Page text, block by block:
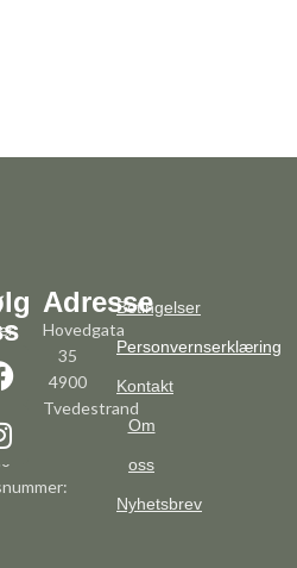
Adresse
Hovedgata
35
4900
Tvedestrand
Betingelser
Personvernserklæring
Kontakt
Om
oss
Nyhetsbrev